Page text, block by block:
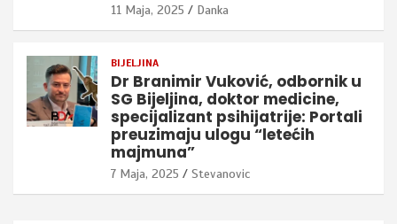
11 Maja, 2025 Danka
BIJELJINA
Dr Branimir Vuković, odbornik u
SG Bijeljina, doktor medicine,
specijalizant psihijatrije: Portali
preuzimaju ulogu “letećih
majmuna”
7 Maja, 2025 Stevanovic